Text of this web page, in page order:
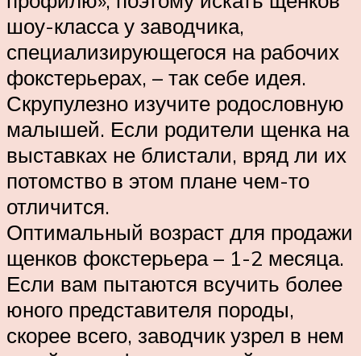
шоу-класса у заводчика,
специализирующегося на рабочих
фокстерьерах, – так себе идея.
Скрупулезно изучите родословную
малышей. Если родители щенка на
выставках не блистали, вряд ли их
потомство в этом плане чем-то
отличится.
Оптимальный возраст для продажи
щенков фокстерьера – 1-2 месяца.
Если вам пытаются всучить более
юного представителя породы,
скорее всего, заводчик узрел в нем